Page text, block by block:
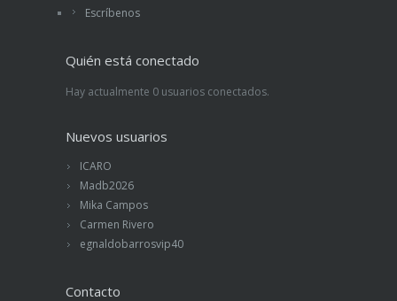
Escríbenos
Quién está conectado
Hay actualmente 0 usuarios conectados.
Nuevos usuarios
ICARO
Madb2026
Mika Campos
Carmen Rivero
egnaldobarrosvip40
Contacto